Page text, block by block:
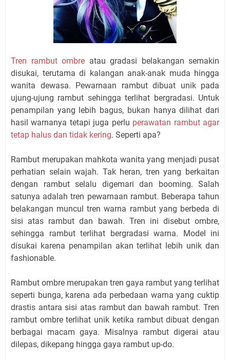
Tren rambut ombre atau gradasi belakangan semakin
disukai, terutama di kalangan anak-anak muda hingga
wanita dewasa. Pewarnaan rambut dibuat unik pada
ujung-ujung rambut sehingga terlihat bergradasi. Untuk
penampilan yang lebih bagus, bukan hanya dilihat dari
hasil warnanya tetapi juga perlu perawatan rambut agar
tetap halus dan tidak kering. Seperti apa?
Rambut merupakan mahkota wanita yang menjadi pusat
perhatian selain wajah. Tak heran, tren yang berkaitan
dengan rambut selalu digemari dan booming. Salah
satunya adalah tren pewarnaan rambut. Beberapa tahun
belakangan muncul tren warna rambut yang berbeda di
sisi atas rambut dan bawah. Tren ini disebut ombre,
sehingga rambut terlihat bergradasi warna. Model ini
disukai karena penampilan akan terlihat lebih unik dan
fashionable.
Rambut ombre merupakan tren gaya rambut yang terlihat
seperti bunga, karena ada perbedaan warna yang cuktip
drastis antara sisi atas rambut dan bawah rambut. Tren
rambut ombre terlihat unik ketika rambut dibuat dengan
berbagai macam gaya. Misalnya rambut digerai atau
dilepas, dikepang hingga gaya rambut up-do.